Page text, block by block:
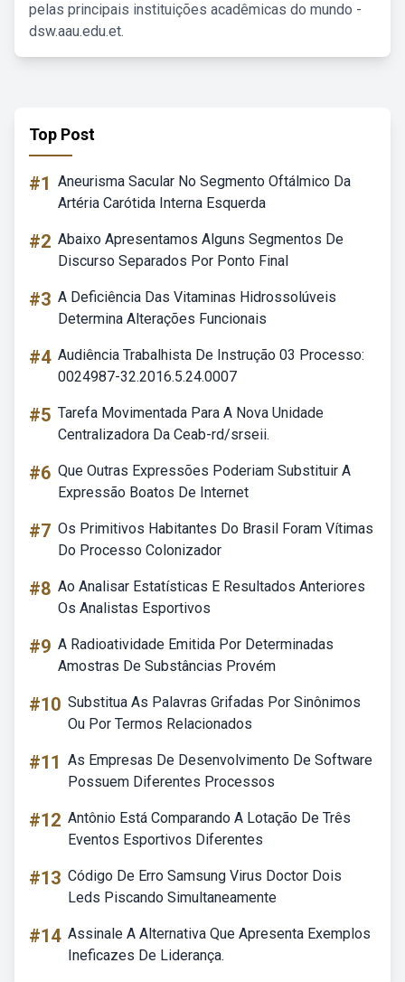
pelas principais instituições acadêmicas do mundo -
dsw.aau.edu.et.
Top Post
#1 Aneurisma Sacular No Segmento Oftálmico Da
Artéria Carótida Interna Esquerda
#2 Abaixo Apresentamos Alguns Segmentos De
Discurso Separados Por Ponto Final
#3 A Deficiência Das Vitaminas Hidrossolúveis
Determina Alterações Funcionais
#4 Audiência Trabalhista De Instrução 03 Processo:
0024987-32.2016.5.24.0007
#5 Tarefa Movimentada Para A Nova Unidade
Centralizadora Da Ceab-rd/srseii.
#6 Que Outras Expressões Poderiam Substituir A
Expressão Boatos De Internet
#7 Os Primitivos Habitantes Do Brasil Foram Vítimas
Do Processo Colonizador
#8 Ao Analisar Estatísticas E Resultados Anteriores
Os Analistas Esportivos
#9 A Radioatividade Emitida Por Determinadas
Amostras De Substâncias Provém
#10 Substitua As Palavras Grifadas Por Sinônimos
Ou Por Termos Relacionados
#11 As Empresas De Desenvolvimento De Software
Possuem Diferentes Processos
#12 Antônio Está Comparando A Lotação De Três
Eventos Esportivos Diferentes
#13 Código De Erro Samsung Virus Doctor Dois
Leds Piscando Simultaneamente
#14 Assinale A Alternativa Que Apresenta Exemplos
Ineficazes De Liderança.